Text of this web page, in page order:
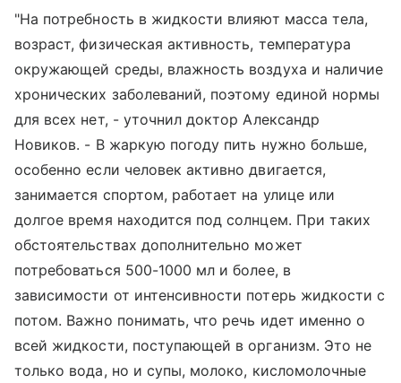
"На потребность в жидкости влияют масса тела,
возраст, физическая активность, температура
окружающей среды, влажность воздуха и наличие
хронических заболеваний, поэтому единой нормы
для всех нет, - уточнил доктор Александр
Новиков. - В жаркую погоду пить нужно больше,
особенно если человек активно двигается,
занимается спортом, работает на улице или
долгое время находится под солнцем. При таких
обстоятельствах дополнительно может
потребоваться 500-1000 мл и более, в
зависимости от интенсивности потерь жидкости с
потом. Важно понимать, что речь идет именно о
всей жидкости, поступающей в организм. Это не
только вода, но и супы, молоко, кисломолочные